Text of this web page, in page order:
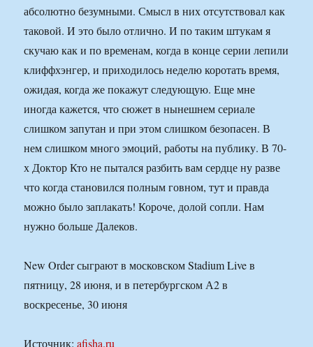
абсолютно безумными. Смысл в них отсутствовал как
таковой. И это было отлично. И по таким штукам я
скучаю как и по временам, когда в конце серии лепили
клиффхэнгер, и приходилось неделю коротать время,
ожидая, когда же покажут следующую. Еще мне
иногда кажется, что сюжет в нынешнем сериале
слишком запутан и при этом слишком безопасен. В
нем слишком много эмоций, работы на публику. В 70-
х Доктор Кто не пытался разбить вам сердце ну разве
что когда становился полным говном, тут и правда
можно было заплакать! Короче, долой сопли. Нам
нужно больше Далеков.
New Order сыграют в московском Stadium Live в
пятницу, 28 июня, и в петербургском А2 в
воскресенье, 30 июня
Источник:afisha.ru